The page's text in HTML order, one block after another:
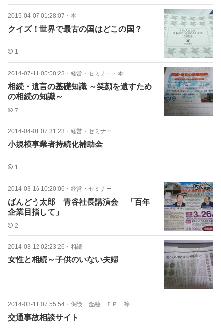
2015-04-07 01:28:07 ・ 本
クイズ！世界で最古の国はどこの国？
1
2014-07-11 05:58:23 ・ 経営・セミナー・本
相続・遺言の基礎知識 ～笑顔を遺すため
の相続の知識～
7
2014-04-01 07:31:23 ・ 経営・セミナー
小規模事業者持続化補助金
1
2014-03-16 10:20:06 ・ 経営・セミナー
ばんどう太郎 青谷社長講演会 「百年
企業目指して」
2
2014-03-12 02:23:26 ・ 相続
女性と相続～子供のいない夫婦
2014-03-11 07:55:54 ・ 保険 金融 ＦＰ 等
交通事故相談サイト